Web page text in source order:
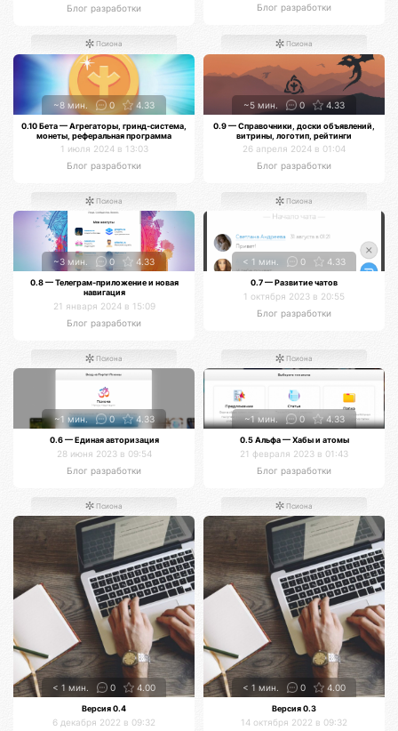
Блог разработки
Блог разработки
Псиона
~8 мин. 0 4.33
0.10 Бета — Агрегаторы, гринд-система,
монеты, реферальная программа
1 июля 2024 в 13:03
Блог разработки
Псиона
~5 мин. 0 4.33
0.9 — Справочники, доски объявлений,
витрины, логотип, рейтинги
26 апреля 2024 в 01:04
Блог разработки
Псиона
~3 мин. 0 4.33
0.8 — Телеграм-приложение и новая
навигация
21 января 2024 в 15:09
Блог разработки
Псиона
< 1 мин. 0 4.33
0.7 — Развитие чатов
1 октября 2023 в 20:55
Блог разработки
Псиона
~1 мин. 0 4.33
0.6 — Единая авторизация
28 июня 2023 в 09:54
Блог разработки
Псиона
~1 мин. 0 4.33
0.5 Альфа — Хабы и атомы
21 февраля 2023 в 01:43
Блог разработки
Псиона
< 1 мин. 0 4.00
Версия 0.4
6 декабря 2022 в 09:32
Псиона
< 1 мин. 0 4.00
Версия 0.3
14 октября 2022 в 09:32